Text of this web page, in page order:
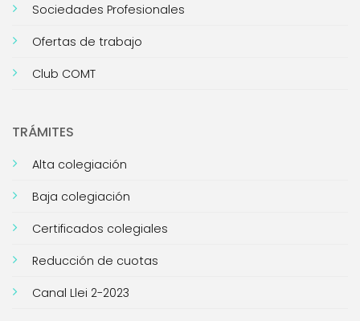
Sociedades Profesionales
Ofertas de trabajo
Club COMT
TRÁMITES
Alta colegiación
Baja colegiación
Certificados colegiales
Reducción de cuotas
Canal Llei 2-2023